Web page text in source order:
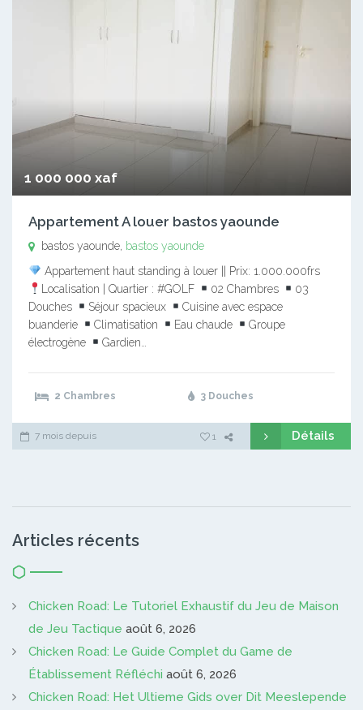
1 000 000 xaf
Appartement A louer bastos yaounde
bastos yaounde, bastos yaounde
Appartement haut standing à louer || Prix: 1.000.000frs
Localisation | Quartier : #GOLF
02 Chambres
03
Douches
Séjour spacieux
Cuisine avec espace
buanderie
Climatisation Eau chaude
Groupe
électrogène
Gardien…
2 Chambres 3 Douches
7 mois depuis 1 Détails
Articles récents
Chicken Road: Le Tutoriel Exhaustif du Jeu de Maison
de Jeu Tactique août 6, 2026
Chicken Road: Le Guide Complet du Game de
Établissement Réfléchi août 6, 2026
Chicken Road: Het Ultieme Gids over Dit Meeslepende